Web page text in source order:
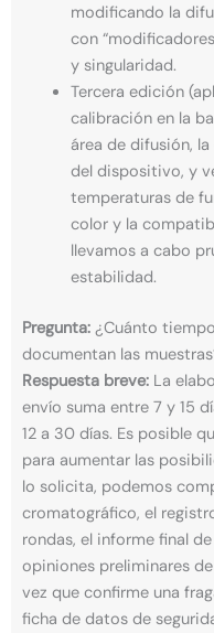
modificando la
con
y singularidad.
Tercera edición
calibración en la
área de difusión,
del dispositivo, y
temperaturas de
color y la
llevamos a cabo
estabilidad.
Pregunta: ¿Cuánto
documentan las
Respuesta breve: La
envío suma entre 7 y 15
12 a 30 días. Es posible
para aumentar las
lo solicita, podemos
cromatográfico, el
rondas, el informe final
opiniones preliminares
vez que confirme una
ficha de datos de